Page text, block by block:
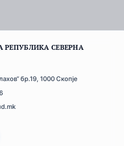
РЕПУБЛИКА СЕВЕРНА
бр.19, 1000 Скопје